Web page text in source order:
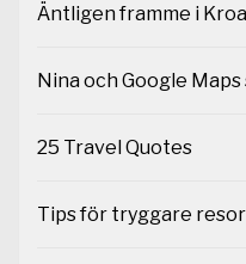
Äntligen framme i
Nina och Google
25 Travel Quotes
Tips för tryggare resor